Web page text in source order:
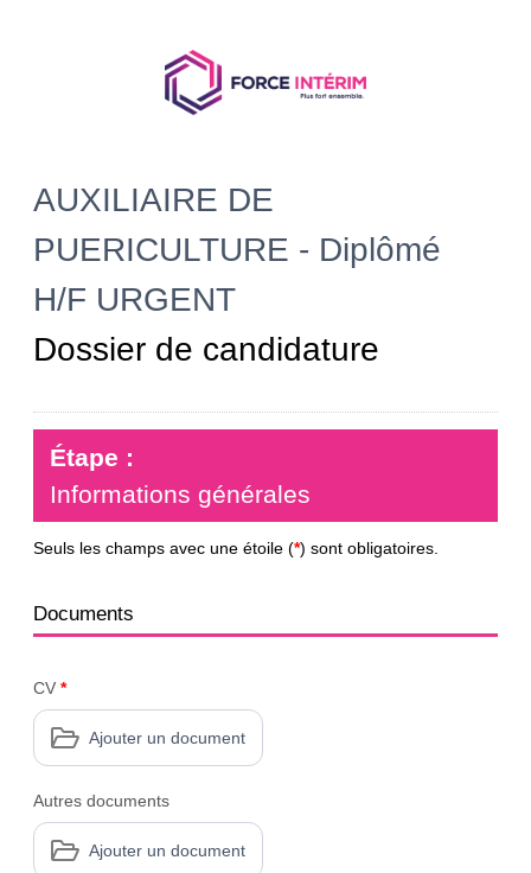
AUXILIAIRE DE
PUERICULTURE - Diplômé
H/F URGENT
Dossier de candidature
Étape :
Informations générales
Seuls les champs avec une étoile (*) sont obligatoires.
Documents
CV *
Ajouter un document
Autres documents
Ajouter un document